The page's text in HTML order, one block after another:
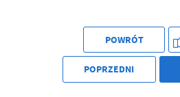
POWRÓT
POPRZEDNI